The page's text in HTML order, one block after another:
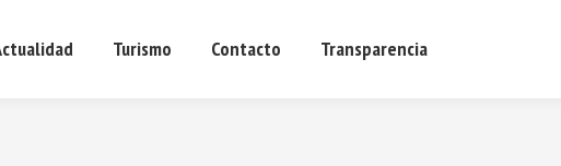
Turismo Contacto Transparencia